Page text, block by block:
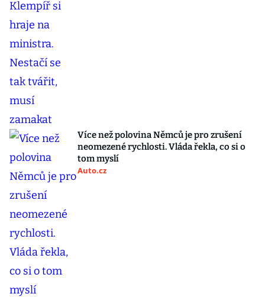
Více než polovina Němců je pro zrušení
neomezené rychlosti. Vláda řekla, co si o
tom myslí
Auto.cz